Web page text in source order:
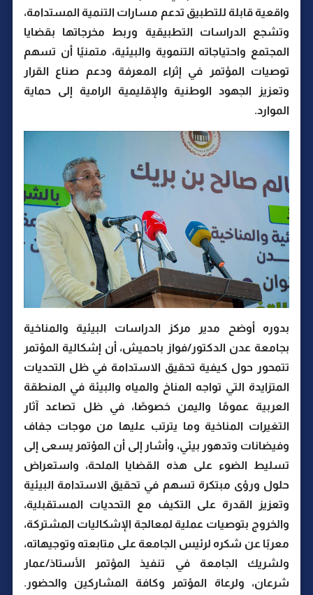
واقعية قابلة للتطبيق تدعم مسارات التنمية المستدامة،
وتشجع الدراسات التطبيقية وربط مخرجاتها بقضايا
المجتمع واحتياجاته التنموية والبيئية، متمنيًا أن تسهم
توصيات المؤتمر في إثراء المعرفة ودعم صناع القرار
وتعزيز الجهود الوطنية والإقليمية الرامية إلى حماية
الموارد.
بدوره أوضح مدير مركز الدراسات البيئية والمناخية
بجامعة عدن الدكتور/فواز باحميش، أن إشكالية المؤتمر
تتمحور حول كيفية تحقيق الاستدامة في ظل التحديات
المتزايدة التي تواجه المناخ والمياه والبيئة في المنطقة
العربية عمومًا واليمن خصوصًا، في ظل تصاعد آثار
التغيرات المناخية وما يترتب عليها من موجات جفاف
وفيضانات وتدهور بيئي، وأشار إلى أن المؤتمر يسعى إلى
تسليط الضوء على هذه القضايا الملحة، واستعراض
حلول ورؤى مبتكرة تسهم في تحقيق الاستدامة البيئية
وتعزيز القدرة على التكيف مع التحديات المستقبلية،
والخروج بتوصيات عملية لمعالجة الإشكاليات المشتركة،
معربًا عن شكره لرئيس الجامعة على متابعته وتوجيهاته،
ولشريك الجامعة في تنفيذ المؤتمر الأستاذ/عمار
شرعان، ولرعاة المؤتمر وكافة المشاركين والحضور.